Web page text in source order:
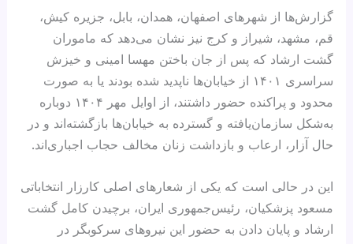
گزارش‌ها از شهرهای اصفهان، همدان، بابل، جزیره کیش،
قم، مشهد، شیراز و کرج نیز نشان می‌دهد که ماموران
گشت ارشاد که پس از جان‌ باختن مهسا امینی و خیزش
سراسری ۱۴۰۱ از خیابان‌ها ناپدید شده بودند یا به‌ صورت
محدود و پراکنده حضور داشتند، از اوایل مهر ۱۴۰۴ دوباره
به‌شکل سازمان‌یافته و گسترده به خیابان‌ها بازگشته‌اند و در
حال آزار، ارعاب و بازداشت زنان مخالف حجاب اجباری‌اند.
این در حالی است که یکی از شعارهای اصلی کارزار انتخاباتی
مسعود پزشکیان، رئیس‌جمهوری ایران، برچیدن کامل گشت
ارشاد و پایان دادن به حضور این نیروهای سرکوبگر در